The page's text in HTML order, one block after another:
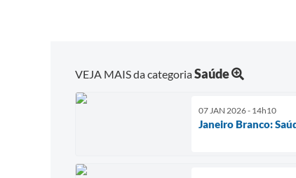
VEJA MAIS da categoriaSaúde
07 JAN 2026 - 14h10
Janeiro Branco: